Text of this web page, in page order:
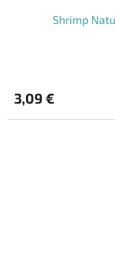
Shrimp
3,09 €